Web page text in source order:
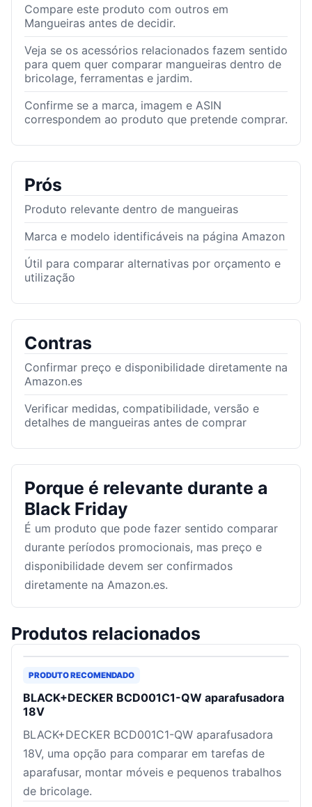
Compare este produto com outros em
Mangueiras antes de decidir.
Veja se os acessórios relacionados fazem sentido
para quem quer comparar mangueiras dentro de
bricolage, ferramentas e jardim.
Confirme se a marca, imagem e ASIN
correspondem ao produto que pretende comprar.
Prós
Produto relevante dentro de mangueiras
Marca e modelo identificáveis na página Amazon
Útil para comparar alternativas por orçamento e
utilização
Contras
Confirmar preço e disponibilidade diretamente na
Amazon.es
Verificar medidas, compatibilidade, versão e
detalhes de mangueiras antes de comprar
Porque é relevante durante a
Black Friday
É um produto que pode fazer sentido comparar
durante períodos promocionais, mas preço e
disponibilidade devem ser confirmados
diretamente na Amazon.es.
Produtos relacionados
PRODUTO RECOMENDADO
BLACK+DECKER BCD001C1-QW aparafusadora
18V
BLACK+DECKER BCD001C1-QW aparafusadora
18V, uma opção para comparar em tarefas de
aparafusar, montar móveis e pequenos trabalhos
de bricolage.